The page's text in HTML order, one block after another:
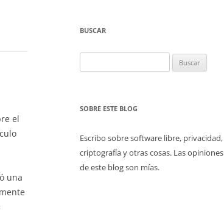
el
una
BUSCAR
SOBRE ESTE BLOG
Escribo sobre software libre, privacidad,
criptografía y otras cosas. Las opiniones
de este blog son mías.